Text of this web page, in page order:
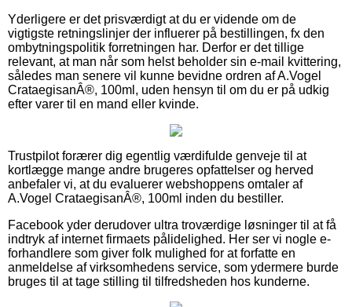
Yderligere er det prisværdigt at du er vidende om de
vigtigste retningslinjer der influerer på bestillingen, fx den
ombytningspolitik forretningen har. Derfor er det tillige
relevant, at man når som helst beholder sin e-mail kvittering,
således man senere vil kunne bevidne ordren af A.Vogel
CrataegisanÂ®, 100ml, uden hensyn til om du er på udkig
efter varer til en mand eller kvinde.
Trustpilot forærer dig egentlig værdifulde genveje til at
kortlægge mange andre brugeres opfattelser og herved
anbefaler vi, at du evaluerer webshoppens omtaler af
A.Vogel CrataegisanÂ®, 100ml inden du bestiller.
Facebook yder derudover ultra troværdige løsninger til at få
indtryk af internet firmaets pålidelighed. Her ser vi nogle e-
forhandlere som giver folk mulighed for at forfatte en
anmeldelse af virksomhedens service, som ydermere burde
bruges til at tage stilling til tilfredsheden hos kunderne.